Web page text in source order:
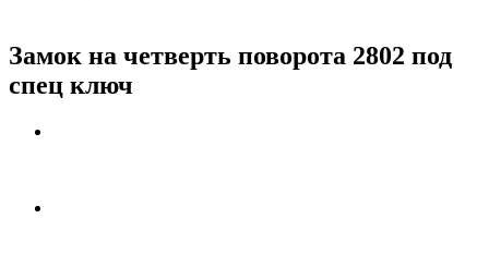
Замок на четверть поворота 2802 под
спец ключ